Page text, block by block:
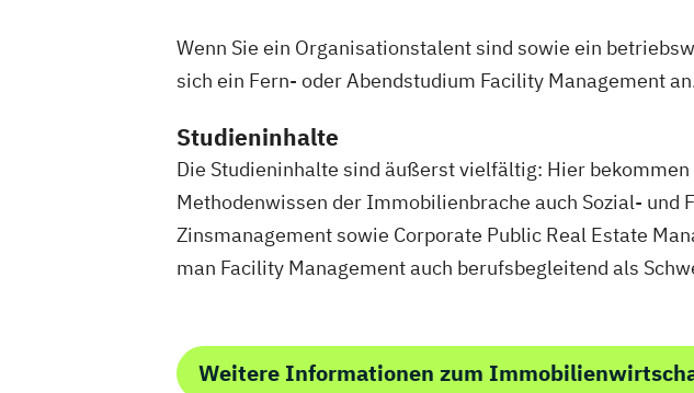
Wenn Sie ein Organisationstalent sind sowie ein
sich ein Fern- oder Abendstudium Facility Management
Studieninhalte
Die Studieninhalte sind äußerst vielfältig: Hier
Methodenwissen der Immobilienbrache auch Sozial-
Zinsmanagement sowie Corporate Public Real Estate
man Facility Management auch berufsbegleitend als
Weitere Informationen zum